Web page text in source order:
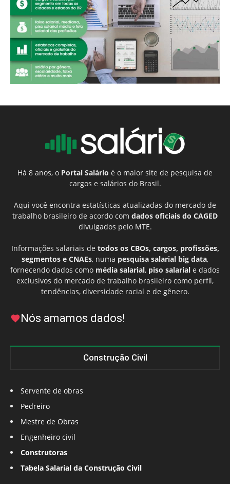
Há 8 anos, o Portal Salário é o maior site de pesquisa de
cargos e salários do Brasil.
Aqui você encontra estatísticas atualizadas do mercado de
trabalho brasileiro de acordo com dados oficiais do CAGED
divulgados pelo MTE.
Informações salariais de todos os CBOs, cargos, profissões,
segmentos e CNAEs, numa pesquisa salarial big data,
fornecendo dados como média salarial, piso salarial e dados
exclusivos do mercado de trabalho brasileiro como perfil,
tendências, diversidade racial e de gênero.
Nós amamos dados!
Construção Civil
Servente de obras
Pedreiro
Mestre de Obras
Engenheiro civil
Construtoras
Tabela Salarial da Construção Civil